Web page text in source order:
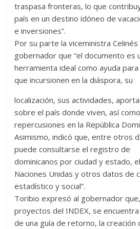
traspasa fronteras, lo que
país en un destino idóneo de
e inversiones”.
Por su parte la viceministra
gobernador que “el documento es
herramienta ideal como ayuda
que incursionen en la diáspora, su
localización, sus actividades,
sobre el país donde viven, así como
repercusiones en la República
Asimismo, indicó que, entre otros
puede consultarse el registro de
dominicanos por ciudad y estado,
Naciones Unidas y otros datos de
estadístico y social”.
Toribio expresó al gobernador
proyectos del INDEX, se
de una guía de retorno, la